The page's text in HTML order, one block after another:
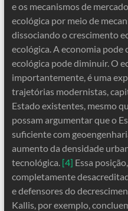
e os mecanismos de
ecológica por meio de
dissociando o crescimento
ecológica. A economia pode
ecológica pode diminuir. O
importantemente, é uma
trajetórias modernistas,
Estado existentes, mesmo
possam argumentar que o
suficiente com
aumento da densidade
tecnológica. [4] Essa
completamente
e defensores do
Kallis, por exemplo,